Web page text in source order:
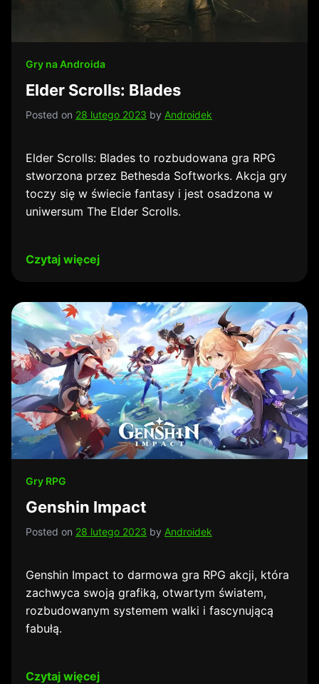
Gry na Androida
Elder Scrolls: Blades
Posted on 28 lutego 2023 by Androidek
Elder Scrolls: Blades to rozbudowana gra RPG
stworzona przez Bethesda Softworks. Akcja gry
toczy się w świecie fantasy i jest osadzona w
uniwersum The Elder Scrolls.
Czytaj więcej
Gry RPG
Genshin Impact
Posted on 28 lutego 2023 by Androidek
Genshin Impact to darmowa gra RPG akcji, która
zachwyca swoją grafiką, otwartym światem,
rozbudowanym systemem walki i fascynującą
fabułą.
Czytaj więcej